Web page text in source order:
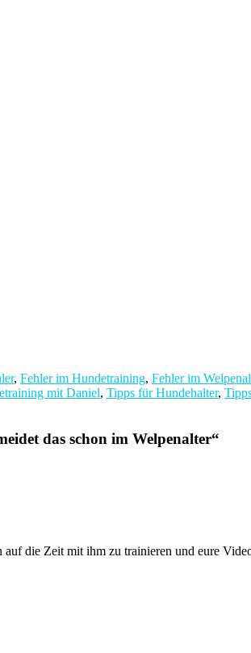
, Fehler im Hundetraining, Fehler im
mit Daniel, Tipps für Hundehalter,
das schon im Welpenalter“
die Zeit mit ihm zu trainieren und eure